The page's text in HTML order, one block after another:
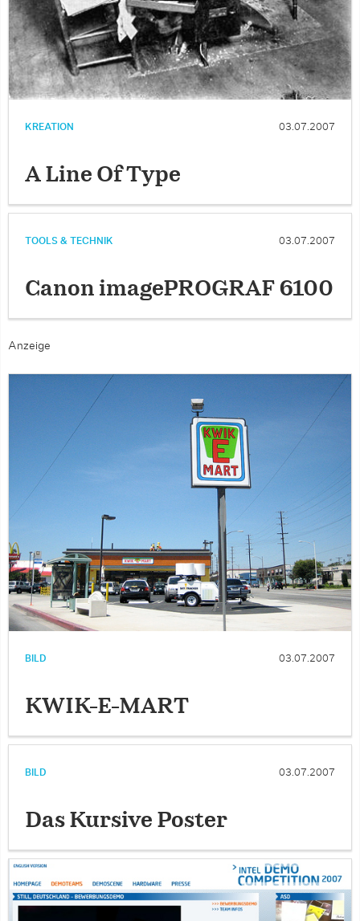
KREATION 03.07.2007
A Line Of Type
TOOLS & TECHNIK 03.07.2007
Canon imagePROGRAF 6100
Anzeige
BILD 03.07.2007
KWIK-E-MART
BILD 03.07.2007
Das Kursive Poster